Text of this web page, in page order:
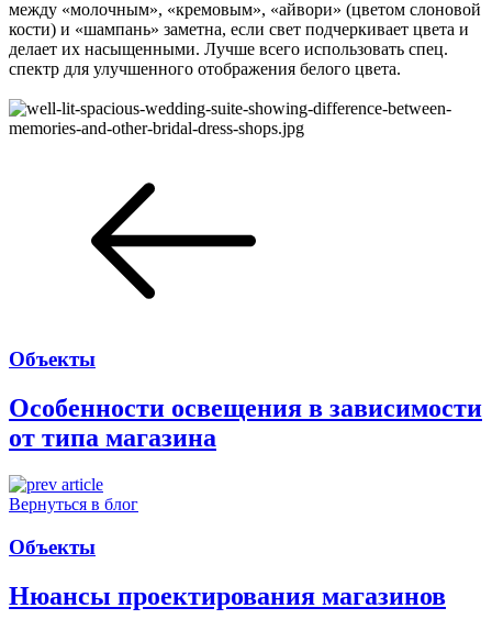
между «молочным», «кремовым», «айвори» (цветом слоновой
кости) и «шампань» заметна, если свет подчеркивает цвета и
делает их насыщенными. Лучше всего использовать спец.
спектр для улучшенного отображения белого цвета.
Объекты
Особенности освещения в зависимости
от типа магазина
Вернуться в блог
Объекты
Нюансы проектирования магазинов